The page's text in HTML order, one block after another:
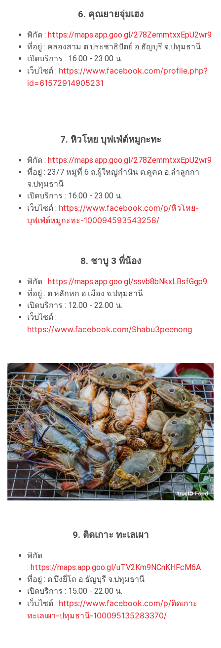
6. คุณยายจุ่มเฮง
พิกัด : https://maps.app.goo.gl/278ZemmtxxEpU2wr9
ที่อยู่ : คลองสาม ต.ประชาธิปัตย์ อ.ธัญบุรี จ.ปทุมธานี
เปิดบริการ : 16.00 - 23.00 น.
เว็บไซต์ : https://www.facebook.com/profile.php?
id=61572914905231
7. หิวโหย บุฟเฟ่ต์หมูกะทะ
พิกัด : https://maps.app.goo.gl/278ZemmtxxEpU2wr9
ที่อยู่ : 23/7 หมู่ที่ 6 ถ.ผู้ใหญ่กำนัน ต.คูคต อ.ลำลูกกา
จ.ปทุมธานี
เปิดบริการ : 16.00 - 23.00 น.
เว็บไซต์ : https://www.facebook.com/p/หิวโหย-
บุฟเฟ่ต์หมูกะทะ-100094593543258/
8. ชาบู 3 พี่น้อง
พิกัด : https://maps.app.goo.gl/ssvb8bNkxLBsfGgp9
ที่อยู่ : ต.หลักหก อ.เมือง จ.ปทุมธานี
เปิดบริการ : 12.00 - 22.00 น.
เว็บไซต์ :
https://www.facebook.com/Shabu3peenong
9. ติดเกาะ ทะเลเผา
พิกัด
: https://maps.app.goo.gl/uTV2Km9NCnKHFcM6A
ที่อยู่ : ต.บึงยี่โถ อ.ธัญบุรี จ.ปทุมธานี
เปิดบริการ : 15.00 - 22.00 น.
เว็บไซต์ : https://www.facebook.com/p/ติดเกาะ
ทะเลเผา-ปทุมธานี-100095135283370/